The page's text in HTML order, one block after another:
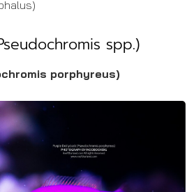
spp.)
porphyreus)